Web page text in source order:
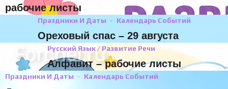
рабочие листы
Праздники И Даты Календарь Событий
Ореховый спас – 29 августа
Русский Язык / Развитие Речи
Алфавит – рабочие листы
Праздники И Даты Календарь Событий